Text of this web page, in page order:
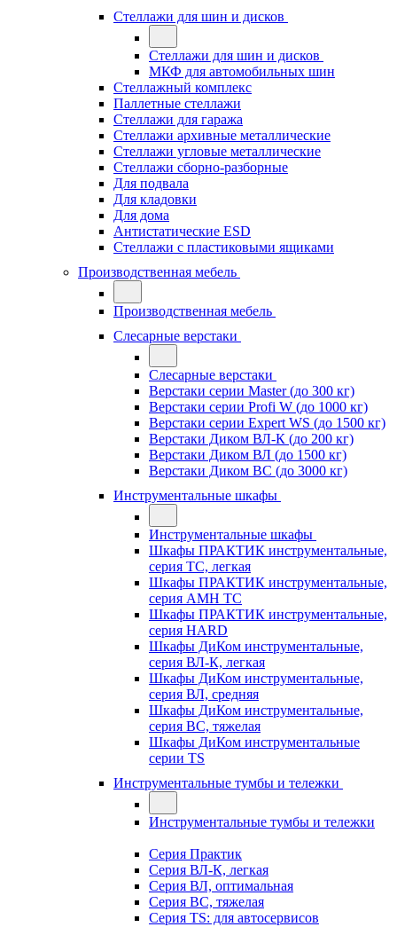
Стеллажи для шин и дисков
Стеллажи для шин и дисков
МКФ для автомобильных шин
Стеллажный комплекс
Паллетные стеллажи
Стеллажи для гаража
Стеллажи архивные металлические
Стеллажи угловые металлические
Стеллажи сборно-разборные
Для подвала
Для кладовки
Для дома
Антистатические ESD
Стеллажи с пластиковыми ящиками
Производственная мебель
Производственная мебель
Слесарные верстаки
Слесарные верстаки
Верстаки серии Master (до 300 кг)
Верстаки серии Profi W (до 1000 кг)
Верстаки серии Expert WS (до 1500 кг)
Верстаки Диком ВЛ-К (до 200 кг)
Верстаки Диком ВЛ (до 1500 кг)
Верстаки Диком ВС (до 3000 кг)
Инструментальные шкафы
Инструментальные шкафы
Шкафы ПРАКТИК инструментальные,
серия TC, легкая
Шкафы ПРАКТИК инструментальные,
серия AMH TC
Шкафы ПРАКТИК инструментальные,
серия HARD
Шкафы ДиКом инструментальные,
cерия ВЛ-К, легкая
Шкафы ДиКом инструментальные,
серия ВЛ, средняя
Шкафы ДиКом инструментальные,
серия ВС, тяжелая
Шкафы ДиКом инструментальные
серии TS
Инструментальные тумбы и тележки
Инструментальные тумбы и тележки
Серия Практик
Серия ВЛ-К, легкая
Серия ВЛ, оптимальная
Серия ВС, тяжелая
Серия TS: для автосервисов